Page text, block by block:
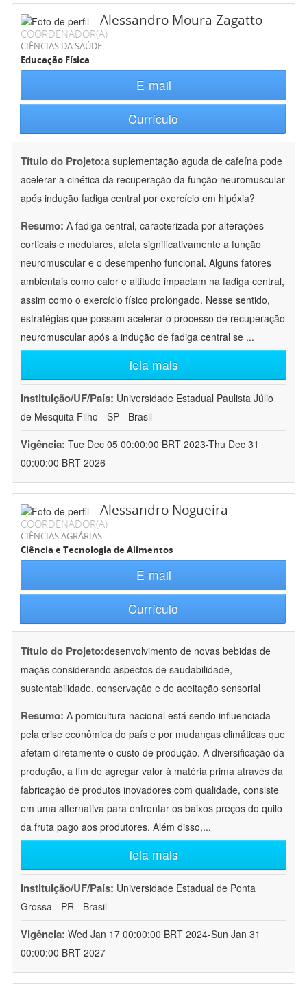
Alessandro Moura Zagatto
COORDENADOR(A)
CIÊNCIAS DA SAÚDE
Educação Física
E-mail
Currículo
Título do Projeto:a suplementação aguda de cafeína pode
acelerar a cinética da recuperação da função neuromuscular
após indução fadiga central por exercício em hipóxia?
Resumo: A fadiga central, caracterizada por alterações
corticais e medulares, afeta significativamente a função
neuromuscular e o desempenho funcional. Alguns fatores
ambientais como calor e altitude impactam na fadiga central,
assim como o exercício físico prolongado. Nesse sentido,
estratégias que possam acelerar o processo de recuperação
neuromuscular após a indução de fadiga central se ...
leia mais
Instituição/UF/País: Universidade Estadual Paulista Júlio
de Mesquita Filho - SP - Brasil
Vigência: Tue Dec 05 00:00:00 BRT 2023-Thu Dec 31
00:00:00 BRT 2026
Alessandro Nogueira
COORDENADOR(A)
CIÊNCIAS AGRÁRIAS
Ciência e Tecnologia de Alimentos
E-mail
Currículo
Título do Projeto:desenvolvimento de novas bebidas de
maçãs considerando aspectos de saudabilidade,
sustentabilidade, conservação e de aceitação sensorial
Resumo: A pomicultura nacional está sendo influenciada
pela crise econômica do país e por mudanças climáticas que
afetam diretamente o custo de produção. A diversificação da
produção, a fim de agregar valor à matéria prima através da
fabricação de produtos inovadores com qualidade, consiste
em uma alternativa para enfrentar os baixos preços do quilo
da fruta pago aos produtores. Além disso,...
leia mais
Instituição/UF/País: Universidade Estadual de Ponta
Grossa - PR - Brasil
Vigência: Wed Jan 17 00:00:00 BRT 2024-Sun Jan 31
00:00:00 BRT 2027